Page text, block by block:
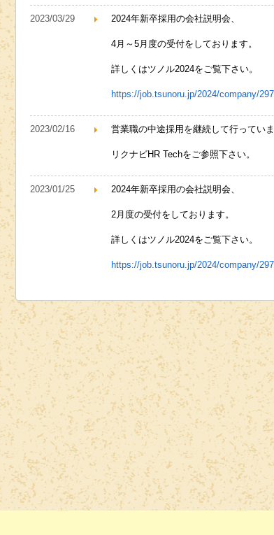
2023/03/29 2024年新卒採用の会社説明会、
4月～5月度の受付をしております。
詳しくはツノル2024をご覧下さい。
https://job.tsunoru.jp/2024/company/
2023/02/16 営業職の中途採用を継続して行っていま
リクナビHR Techをご参照下さい。
2023/01/25 2024年新卒採用の会社説明会、
2月度の受付をしております。
詳しくはツノル2024をご覧下さい。
https://job.tsunoru.jp/2024/company/